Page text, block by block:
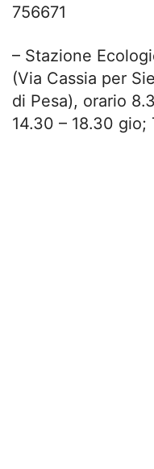
756671
– Stazione
(Via Cassia per
di Pesa), orario
14.30 – 18.30